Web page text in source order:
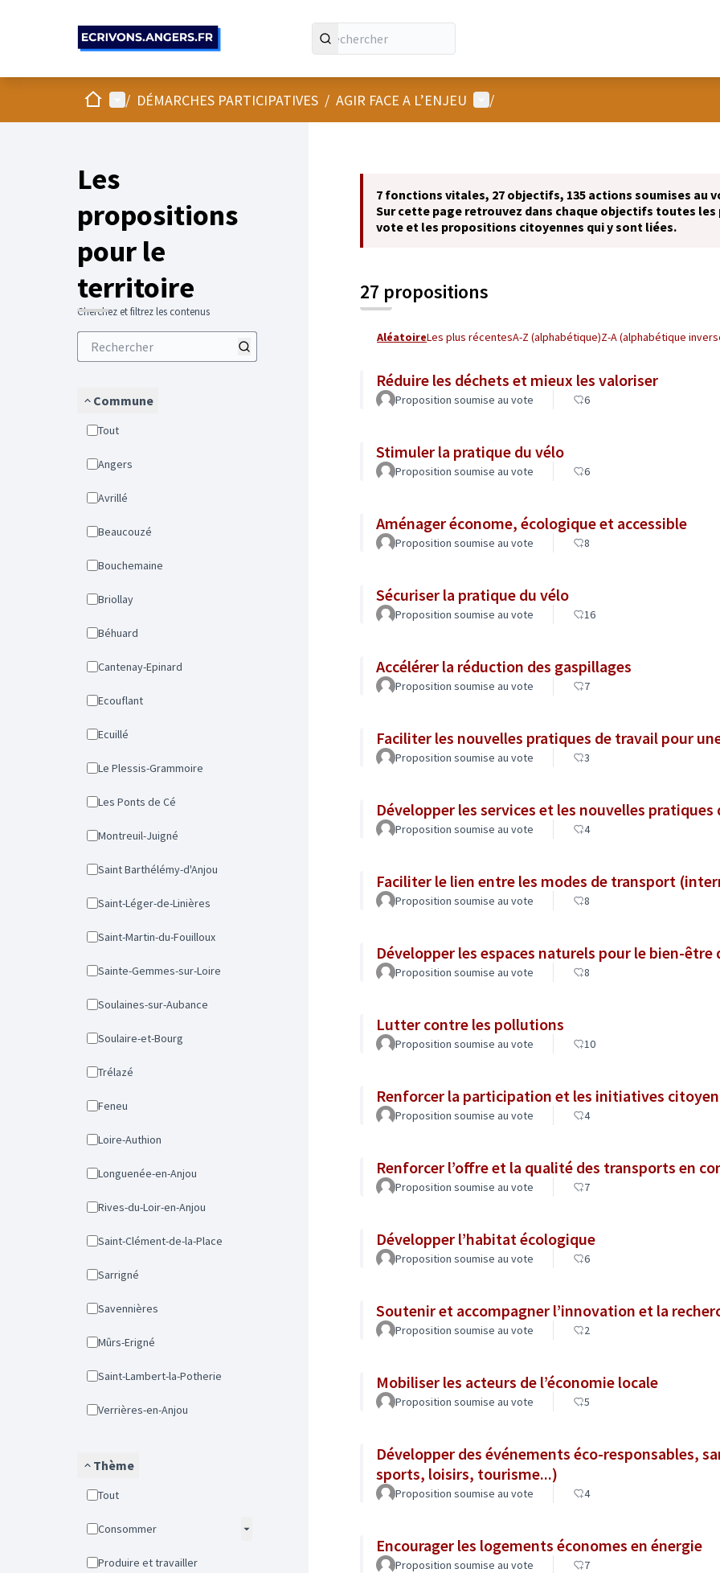
AccueilMenu principal
/ DÉMARCHES PARTICIPATIVES / AGIR FACE A L’ENJEU Menu utilisateur
/
Les
propositions
pour le
territoire
Cherchez et filtrez les contenus
Commune
Tout
Angers
Avrillé
Beaucouzé
Bouchemaine
Briollay
Béhuard
Cantenay-Epinard
Ecouflant
Ecuillé
Le Plessis-Grammoire
Les Ponts de Cé
Montreuil-Juigné
Saint Barthélémy-d'Anjou
Saint-Léger-de-Linières
Saint-Martin-du-Fouilloux
Sainte-Gemmes-sur-Loire
Soulaines-sur-Aubance
Soulaire-et-Bourg
Trélazé
Feneu
Loire-Authion
Longuenée-en-Anjou
Rives-du-Loir-en-Anjou
Saint-Clément-de-la-Place
Sarrigné
Savennières
Mûrs-Erigné
Saint-Lambert-la-Potherie
Verrières-en-Anjou
Thème
Tout
Consommer
Produire et travailler
7 fonctions vitales, 27 objectifs, 135 actions soumises au
Sur cette page retrouvez dans chaque objectifs toutes
vote et les propositions citoyennes qui y sont liées.
27 propositions
AléatoireLes plus récentesA-Z (alphabétique)Z-A (alphabétique
Réduire les déchets et mieux les valoriser
Proposition soumise au vote 6
Stimuler la pratique du vélo
Proposition soumise au vote 6
Aménager économe, écologique et accessible
Proposition soumise au vote 8
Sécuriser la pratique du vélo
Proposition soumise au vote 16
Accélérer la réduction des gaspillages
Proposition soumise au vote 7
Faciliter les nouvelles pratiques de travail pour
Proposition soumise au vote 3
Développer les services et les nouvelles
Proposition soumise au vote 4
Faciliter le lien entre les modes de transport
Proposition soumise au vote 8
Développer les espaces naturels pour le bien-être
Proposition soumise au vote 8
Lutter contre les pollutions
Proposition soumise au vote 10
Renforcer la participation et les initiatives
Proposition soumise au vote 4
Renforcer l’offre et la qualité des transports en
Proposition soumise au vote 7
Développer l’habitat écologique
Proposition soumise au vote 6
Soutenir et accompagner l’innovation et la
Proposition soumise au vote 2
Mobiliser les acteurs de l’économie locale
Proposition soumise au vote 5
Développer des événements éco-responsables,
sports, loisirs, tourisme...)
Proposition soumise au vote 4
Encourager les logements économes en énergie
Proposition soumise au vote 7